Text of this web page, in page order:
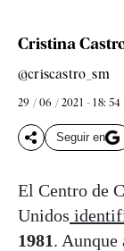
Cristina
@criscastro_sm
29 / 06 / 2021 - 18: 54
Seguir en
El Centro de
Unidos
1981. Aunque